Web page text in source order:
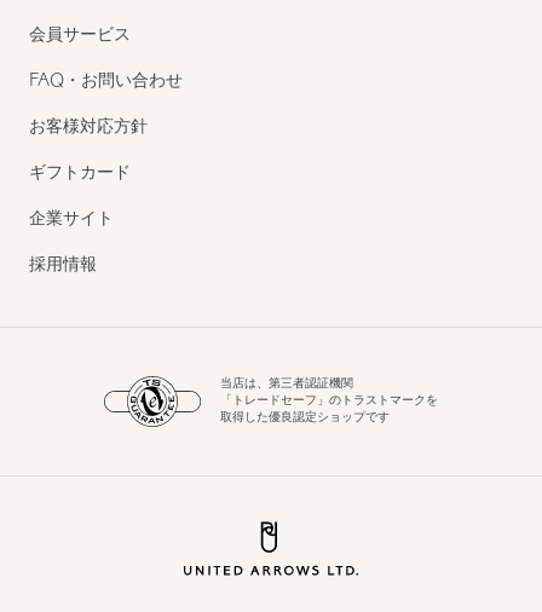
会員サービス
FAQ・お問い合わせ
お客様対応方針
ギフトカード
企業サイト
採用情報
当店は、第三者認証機関
「トレードセーフ」のトラストマークを
取得した優良認定ショップです